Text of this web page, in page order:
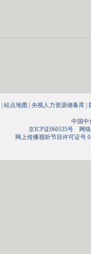
站点地图 央视人力资源储备库
中国中
京ICP证060535号网络
网上传播视听节目许可证号